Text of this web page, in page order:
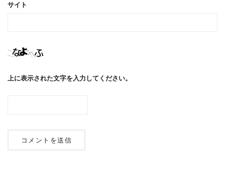
サイト
上に表示された文字を入力してください。